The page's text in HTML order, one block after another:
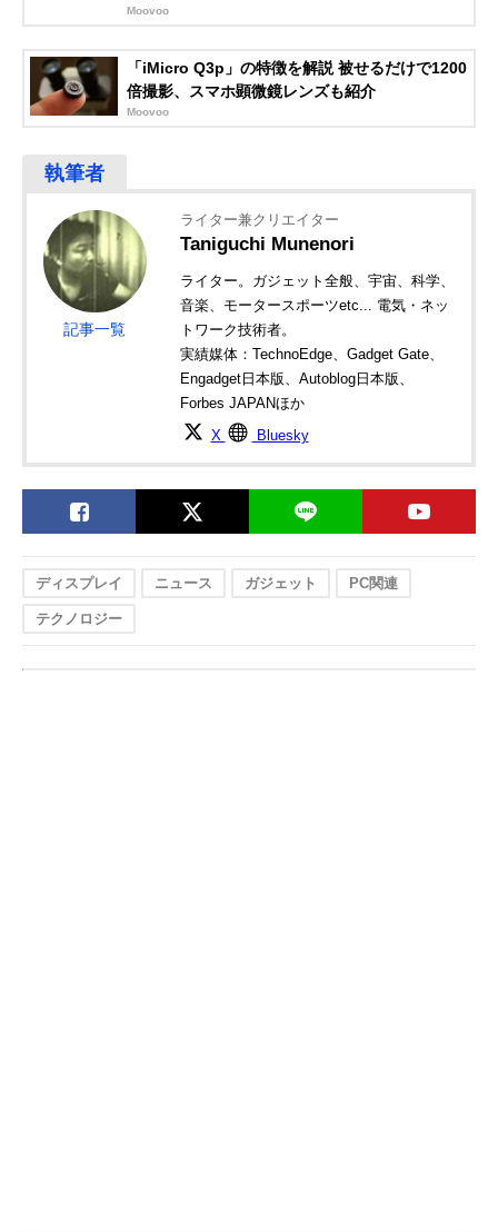
Moovoo
「iMicro Q3p」の特徴を解説 被せるだけで1200
倍撮影、スマホ顕微鏡レンズも紹介
Moovoo
記事一覧
ライター兼クリエイター
Taniguchi Munenori
ライター。ガジェット全般、宇宙、科学、
音楽、モータースポーツetc... 電気・ネッ
トワーク技術者。
実績媒体：TechnoEdge、Gadget Gate、
Engadget日本版、Autoblog日本版、
Forbes JAPANほか
X Bluesky
ディスプレイ ニュース ガジェット PC関連
テクノロジー